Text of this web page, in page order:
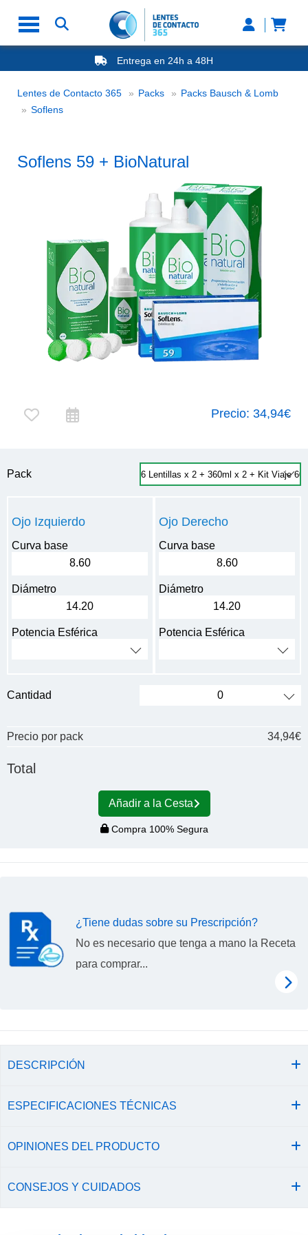
Entrega en 24h a 48H
-20% Gafas de Lectura
Nº1 en Opinión de los Clientes
Lentes de Contacto 365 Packs
Packs Bausch & Lomb
SoflensSoflens 59 + BioNatural
Soflens 59 + BioNatural
Precio: 34,94€
Pack
Ojo Izquierdo
Curva base
8.60
Diámetro
14.20
Potencia Esférica
Ojo Derecho
Curva base
8.60
Diámetro
14.20
Potencia Esférica
Cantidad
Precio por pack 34,94€
Total
Añadir a la Cesta
Compra 100% Segura
¿Tiene dudas sobre su Prescripción?
No es necesario que tenga a mano la Receta
para comprar...
DESCRIPCIÓN
ESPECIFICACIONES TÉCNICAS
OPINIONES DEL PRODUCTO
CONSEJOS Y CUIDADOS